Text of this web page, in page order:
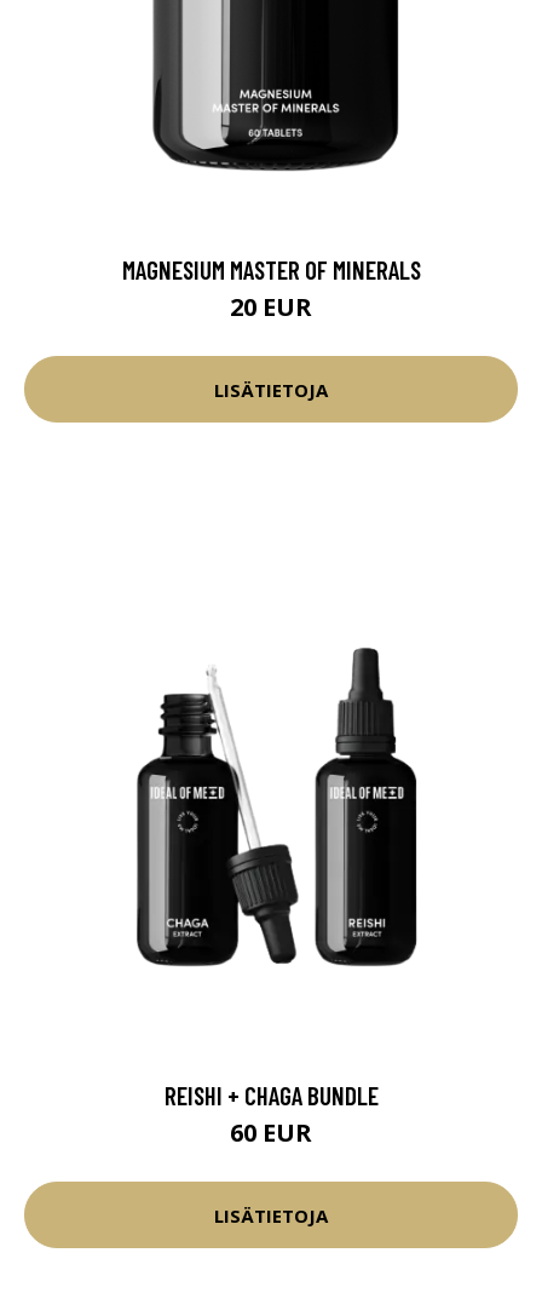
MAGNESIUM MASTER OF MINERALS
20 EUR
LISÄTIETOJA
REISHI + CHAGA BUNDLE
60 EUR
LISÄTIETOJA